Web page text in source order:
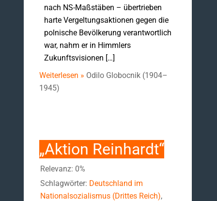
nach NS-Maßstäben – übertrieben
harte Vergeltungsaktionen gegen die
polnische Bevölkerung verantwortlich
war, nahm er in Himmlers
Zukunftsvisionen […]
Weiterlesen » Odilo Globocnik (1904–
1945)
„Aktion Reinhardt“
Relevanz: 0%
Schlagwörter: Deutschland im
Nationalsozialismus (Drittes Reich),